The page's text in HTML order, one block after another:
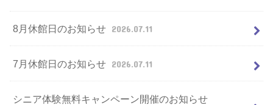
8月休館日のお知らせ 2026.07.11
7月休館日のお知らせ 2026.07.11
シニア体験無料キャンペーン開催のお知らせ